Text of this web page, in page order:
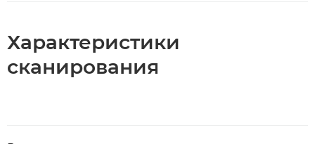
Характеристики
сканирования